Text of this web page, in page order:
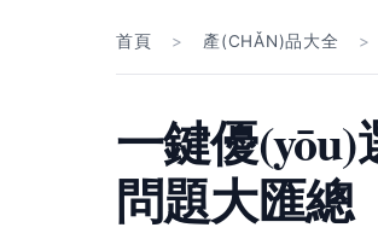
首頁 > 產(CHǍN)品大全 >
一鍵優
問題大匯總